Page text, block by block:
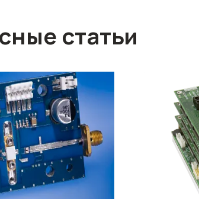
статьи